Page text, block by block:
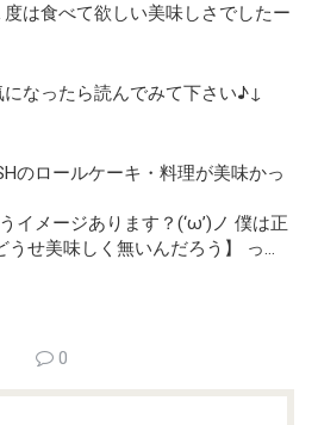
は食べて欲しい美味しさでしたー
なったら読んでみて下さい♪↓
のロールケーキ・料理が美味かっ
イメージあります？(‘ω’)ノ 僕は正
うせ美味しく無いんだろう】 っ…
0